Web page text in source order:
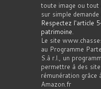
toute image ou tout
sur simple
Respectez l'article
patrimoine.
Le site
au Programme
S.à r.l., un
permettre à des
rémunération grâce
Amazon.fr